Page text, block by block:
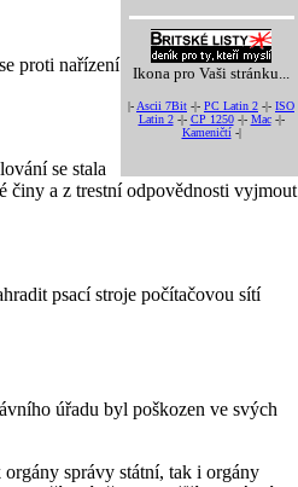
Ikona pro Vaši stránku...
|- Ascii 7Bit -|- PC Latin 2 -|- ISO
Latin 2-|- CP 1250-|- Mac-|-
Kameničtí-|
proti nařízení
se stala
činy a z trestní odpovědnosti vyjmout
psací stroje počítačovou sítí
úřadu byl poškozen ve svých
správy státní, tak i orgány